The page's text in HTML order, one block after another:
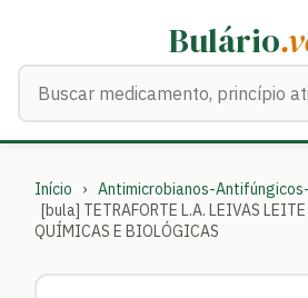
Bulário
Início › Antimicrobianos-
[bula] TETRAFORTE L.A. LEIVAS
QUÍMICAS E BIOLÓGICAS